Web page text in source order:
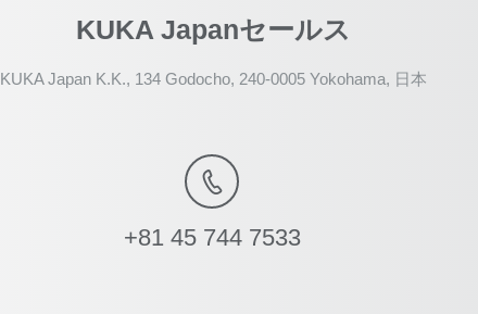
KUKA Japanセールス
KUKA Japan K.K., 134 Godocho, 240-0005 Yokohama, 日本
+81 45 744 7533